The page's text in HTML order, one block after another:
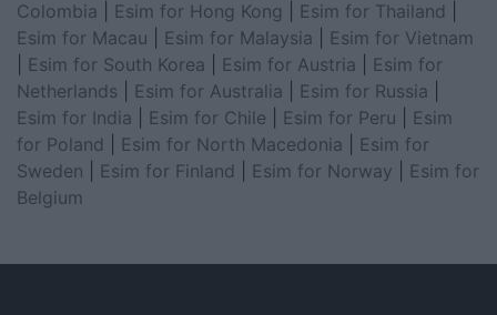
Colombia
Esim for Hong Kong Esim for Thailand
Esim for Macau
Esim for Malaysia
Esim for Vietnam
Esim for South Korea Esim for Austria
Esim for
Netherlands
Esim for Australia Esim for Russia
Esim for India
Esim for Chile Esim for Peru
Esim
for Poland
Esim for North Macedonia
Esim for
Sweden
Esim for Finland Esim for Norway
Esim for
Belgium